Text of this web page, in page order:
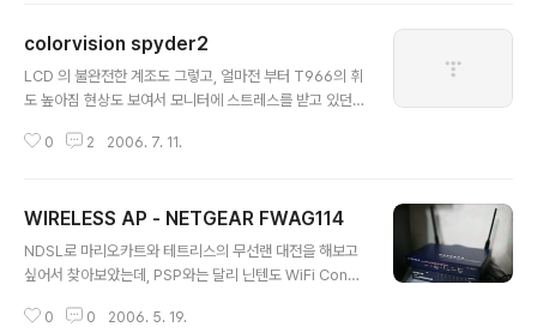
려고 가져왔는데 단점이 하나 둘씩 보이기 시작하는 것이,
정말 좌절의 나락으로 내몰아치고 있습니다. 일단은 키배
치. 방향키 위에 있던 Ins/Del/Home/End/PgUp/PgDn
등의 커서 이동이나 Shift + Home/End 등의 블럭을 지
colorvision spyder2
LCD 의 불완전한 계조도 그렇고, 얼마전 부터 T966의 휘
도 높아짐 현상도 보여서 모니터에 스트레스를 받고 있던
이었긴 하지만 여러 가지 상황의 조합들이 지를수 밖에 없
각각의 버전마다 기능상의 제한이 있습니다. 물론 버전에
따라 가격차도 심하긴 합니다만 -.-;; nv님께서 suite 제품
을 구입하시면서 확인해 본결과 suite 나 pro나 하드웨어
구글링을 해보니 dpreview 포럼에서 해답을 얻을 수가
0 2 2006. 7. 11.
WIRELESS AP - NETGEAR FWAG114
NDSL로 마리오카트와 테트리스의 무선랜 대전을 해보고
싶어서 찾아보았는데, PSP와는 달리 닌텐도 WiFi Conn
요. 오로지 AP를 통한 접속만을 지원합니다. (일본 내 서비
0 0 2006. 5. 19.